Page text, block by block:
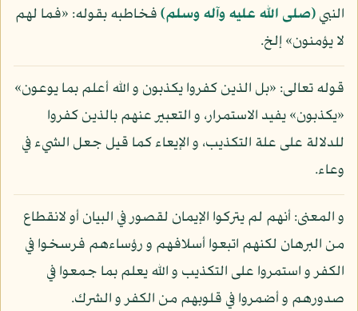
النبي(صلى الله عليه وآله وسلم)فخاطبه بقوله: «فما لهم
لا يؤمنون» إلخ.
قوله تعالى: «بل الذين كفروا يكذبون و الله أعلم بما يوعون»
«يكذبون» يفيد الاستمرار، و التعبير عنهم بالذين كفروا
للدلالة على علة التكذيب، و الإيعاء كما قيل جعل الشيء في
وعاء.
و المعنى: أنهم لم يتركوا الإيمان لقصور في البيان أو لانقطاع
من البرهان لكنهم اتبعوا أسلافهم و رؤساءهم فرسخوا في
الكفر و استمروا على التكذيب و الله يعلم بما جمعوا في
صدورهم و أضمروا في قلوبهم من الكفر و الشرك.